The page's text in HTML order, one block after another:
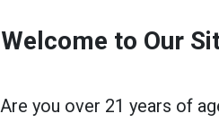
Welcome to Our
Are you over 21 years of